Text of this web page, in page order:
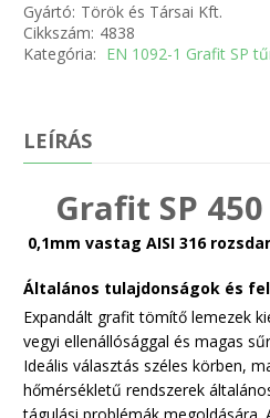
Gyártó: Török és Társai Kft.
Cikkszám: 4838
Kategória: EN 1092-1 Grafit SP
LEÍRÁS
Grafit SP
0,1mm vastag AISI 316
Általános tulajdonságok és
Expandált grafit tömítő lemezek
vegyi ellenállósággal és magas
Ideális választás széles körben,
hőmérsékletű rendszerek